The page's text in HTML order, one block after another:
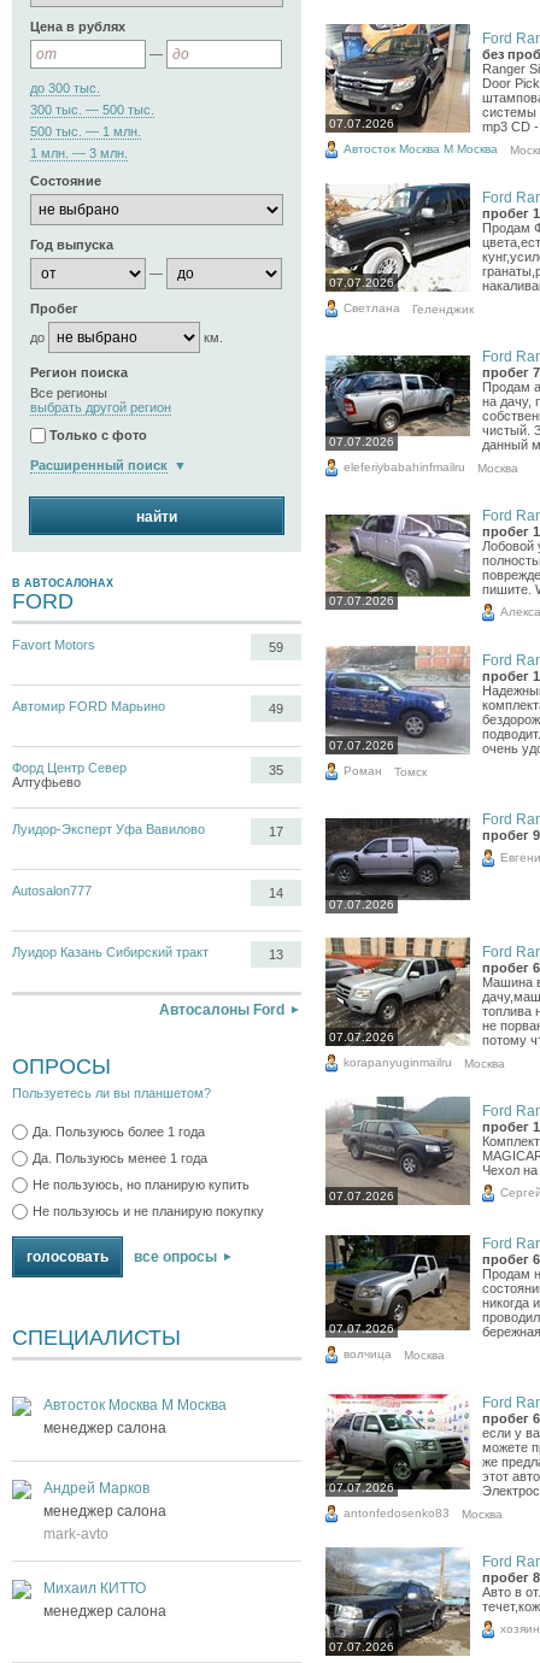
Цена в рублях
—
до 300 тыс.
300 тыс. — 500 тыс.
500 тыс. — 1 млн.
1 млн. — 3 млн.
Состояние
Год выпуска
—
Пробег
до
км.
Регион поиска
Все регионы
выбрать другой регион
Только с фото
Расширенный поиск
найти
В АВТОСАЛОНАХ
FORD
Favort Motors 59
Автомир FORD Марьино 49
Форд Центр Север
Алтуфьево
35
Луидор-Эксперт Уфа Вавилово 17
Autosalon777 14
Луидор Казань Сибирский тракт 13
Автосалоны Ford
ОПРОСЫ
Пользуетесь ли вы планшетом?
Да. Пользуюсь более 1 года
Да. Пользуюсь менее 1 года
Не пользуюсь, но планирую купить
Не пользуюсь и не планирую покупку
все опросы
СПЕЦИАЛИСТЫ
Автосток Москва М Москва
менеджер салона
Андрей Марков
менеджер салона
mark-avto
Михаил КИТТО
менеджер салона
07.07.2026
Ford
без
Ranger
Door
системы
mp3 CD
Автосток Москва М Москва
07.07.2026
Ford
пробег
Продам
Светлана Геленджик
07.07.2026
Ford
пробег
Продам
на дачу,
чистый.
данный
eleferiybabahinfmailru Москва
07.07.2026
Ford
пробег
Лобовой
пишите.
07.07.2026
Ford
пробег
очень
Роман Томск
07.07.2026
Ford
пробег
07.07.2026
Ford
пробег
Машина
топлива
не
потому
korapanyuginmailru Москва
07.07.2026
Ford
пробег
Чехол на
07.07.2026
Ford
пробег
Продам
никогда
волчица Москва
07.07.2026
Ford
пробег
если у
можете
же
этот
antonfedosenko83 Москва
07.07.2026
Ford
пробег
Авто в
хозяин